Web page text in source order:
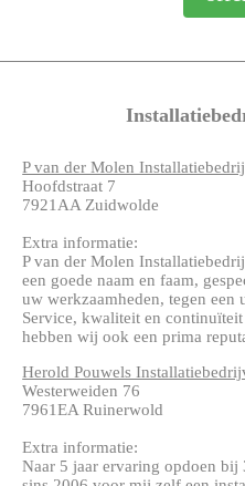
P van der Molen
Hoofdstraat 7
7921AA Zuidwolde
Extra informatie:
P van der Molen
een goede naam en faam,
uw werkzaamheden, tegen
Service, kwaliteit en
hebben wij ook een prima
Herold Pouwels
Westerweiden 76
7961EA Ruinerwold
Extra informatie:
Naar 5 jaar ervaring opdoen